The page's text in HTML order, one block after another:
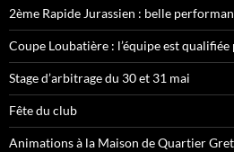
2ème Rapide Jurassien : belle
Coupe Loubatière : l’équipe est
Stage d’arbitrage du 30 et 31 mai
Fête du club
Animations à la Maison de Quartier